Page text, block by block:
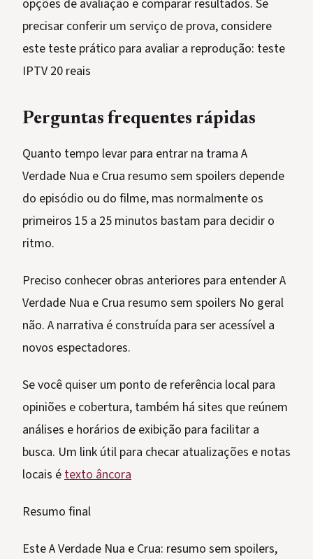
opções de avaliação e comparar resultados. Se
precisar conferir um serviço de prova, considere
este teste prático para avaliar a reprodução: teste
IPTV 20 reais
Perguntas frequentes rápidas
Quanto tempo levar para entrar na trama A
Verdade Nua e Crua resumo sem spoilers depende
do episódio ou do filme, mas normalmente os
primeiros 15 a 25 minutos bastam para decidir o
ritmo.
Preciso conhecer obras anteriores para entender A
Verdade Nua e Crua resumo sem spoilers No geral
não. A narrativa é construída para ser acessível a
novos espectadores.
Se você quiser um ponto de referência local para
opiniões e cobertura, também há sites que reúnem
análises e horários de exibição para facilitar a
busca. Um link útil para checar atualizações e notas
locais étexto âncora
Resumo final
Este A Verdade Nua e Crua: resumo sem spoilers,